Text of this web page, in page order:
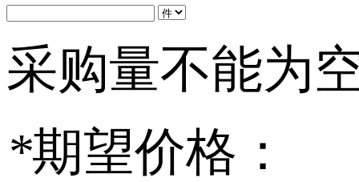
采购量不能为
*期望价格：